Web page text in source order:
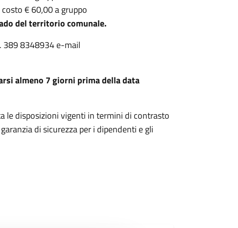
costo € 60,00 a gruppo
del territorio comunale.
389 8348934 e-mail
almeno 7 giorni prima della data
le disposizioni vigenti in termini di contrasto
di sicurezza per i dipendenti e gli